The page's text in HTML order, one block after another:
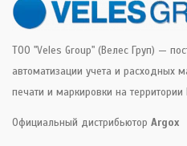
ТОО "Veles Group" (Велес Груп) —
автоматизации учета и расходных
печати и маркировки на территории
Официальный дистрибьютор Argox